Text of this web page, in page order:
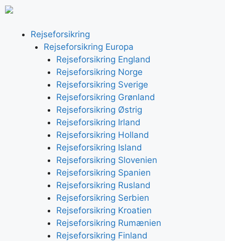
Rejseforsikring
Rejseforsikring Europa
Rejseforsikring England
Rejseforsikring Norge
Rejseforsikring Sverige
Rejseforsikring Grønland
Rejseforsikring Østrig
Rejseforsikring Irland
Rejseforsikring Holland
Rejseforsikring Island
Rejseforsikring Slovenien
Rejseforsikring Spanien
Rejseforsikring Rusland
Rejseforsikring Serbien
Rejseforsikring Kroatien
Rejseforsikring Rumænien
Rejseforsikring Finland